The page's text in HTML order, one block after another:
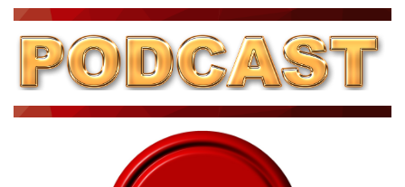
NOTÍCIAS TAMBÉM NA TELA
BRASIL MUNDO AO VIVO
O MUNDO É NOTÍCIA
JORNAL DO BRASIL